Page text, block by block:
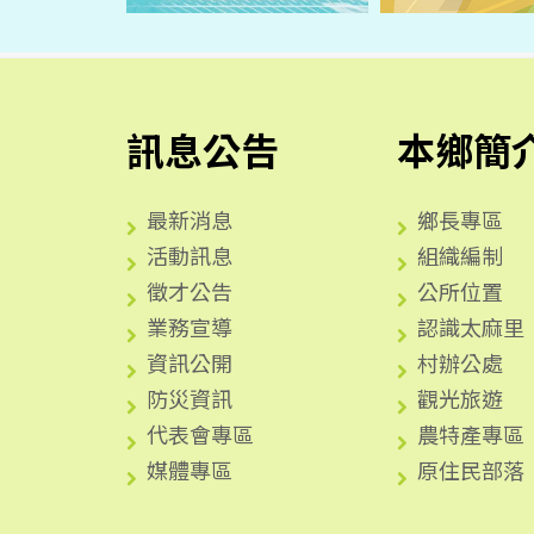
訊息公告
最新消息
活動訊息
徵才公告
業務宣導
資訊公開
防災資訊
代表會專區
媒體專區
本鄉簡
鄉長專區
組織編制
公所位置
認識太麻里
村辦公處
觀光旅遊
農特產專區
原住民部落